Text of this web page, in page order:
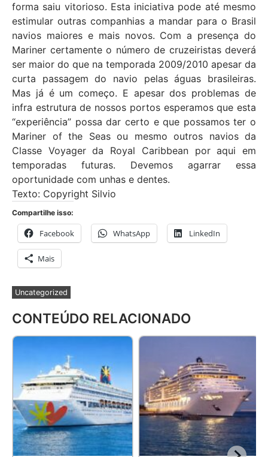
forma saiu vitorioso. Esta iniciativa pode até mesmo
estimular outras companhias a mandar para o Brasil
navios maiores e mais novos. Com a presença do
Mariner certamente o número de cruzeiristas deverá
ser maior do que na temporada 2009/2010 apesar da
curta passagem do navio pelas águas brasileiras.
Mas já é um começo. E apesar dos problemas de
infra estrutura de nossos portos esperamos que esta
“experiência” possa dar certo e que possamos ter o
Mariner of the Seas ou mesmo outros navios da
Classe Voyager da Royal Caribbean por aqui em
temporadas futuras. Devemos agarrar essa
oportunidade com unhas e dentes.
Texto: Copyright Silvio
Compartilhe isso:
Facebook WhatsApp LinkedIn
Mais
Uncategorized
CONTEÚDO RELACIONADO